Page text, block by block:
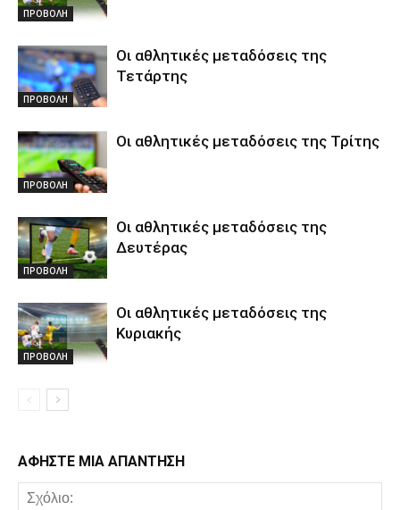
ΠΡΟΒΟΛΗ
ΠΡΟΒΟΛΗ
Οι αθλητικές μεταδόσεις της
Τετάρτης
ΠΡΟΒΟΛΗ
Οι αθλητικές μεταδόσεις της Τρίτης
ΠΡΟΒΟΛΗ
Οι αθλητικές μεταδόσεις της
Δευτέρας
ΠΡΟΒΟΛΗ
Οι αθλητικές μεταδόσεις της
Κυριακής
ΑΦΗΣΤΕ ΜΙΑ ΑΠΑΝΤΗΣΗ